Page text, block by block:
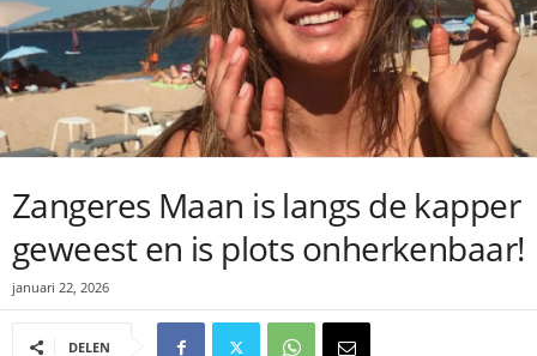
Zangeres Maan is langs de kapper
geweest en is plots onherkenbaar!
januari 22, 2026
DELEN